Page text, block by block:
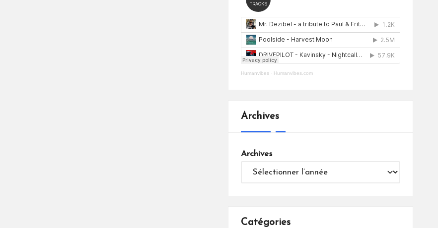
Humanvibes· Humanvibes.com
Archives
Archives
Catégories